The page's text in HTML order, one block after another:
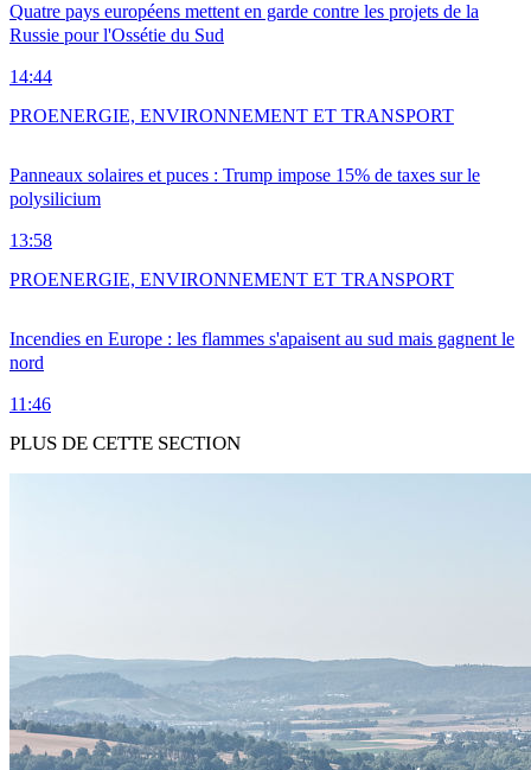
Quatre pays européens mettent en garde contre les projets de la
Russie pour l'Ossétie du Sud
14:44
Panneaux solaires et puces : Trump impose 15% de taxes sur le
polysilicium
13:58
PROENERGIE, ENVIRONNEMENT ET TRANSPORT
Incendies en Europe : les flammes s'apaisent au sud mais gagnent le
nord
11:46
PROENERGIE, ENVIRONNEMENT ET TRANSPORT
PLUS DE CETTE SECTION